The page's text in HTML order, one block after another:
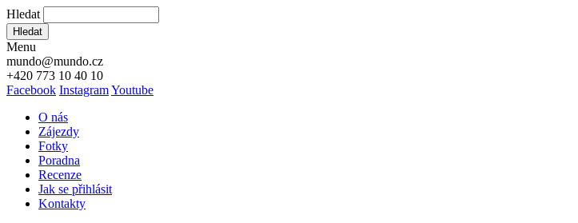
Hledat
Hledat
Menu
mundo@mundo.cz
+420 773 10 40 10
Facebook InstagramYoutube
O nás
Zájezdy
Fotky
Poradna
Recenze
Jak se přihlásit
Kontakty